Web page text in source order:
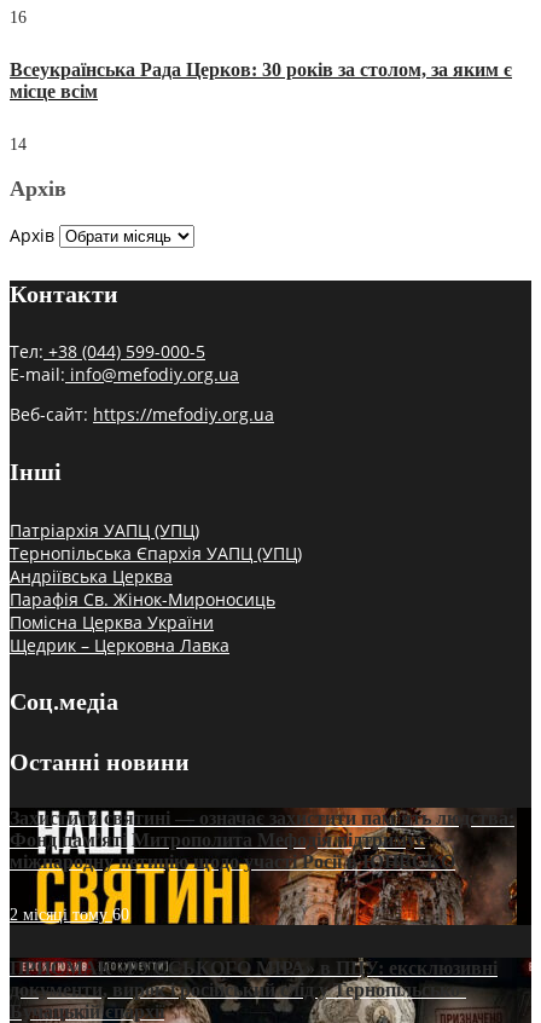
16
Всеукраїнська Рада Церков: 30 років за столом, за яким є
місце всім
14
Архів
Архів
Контакти
Тел: +38 (044) 599-000-5
E-mail: info@mefodiy.org.ua
Веб-сайт: https://mefodiy.org.ua
Інші
Патріархія УАПЦ (УПЦ)
Тернопільська Єпархія УАПЦ (УПЦ)
Андріївська Церква
Парафія Св. Жінок-Мироносиць
Помісна Церква України
Щедрик – Церковна Лавка
Соц.медіа
Останні новини
Захистити святині — означає захистити пам’ять людства:
Фонд пам’яті Митрополита Мефодія підтримує
міжнародну петицію щодо участі Росії в ЮНЕСКО
2 місяці тому60
ПРИСМАК «РУССЬКОГО МІРА» в ПЦУ: ексклюзивні
документи, вирок і російський слід у Тернопільсько-
Бучацькій єпархії